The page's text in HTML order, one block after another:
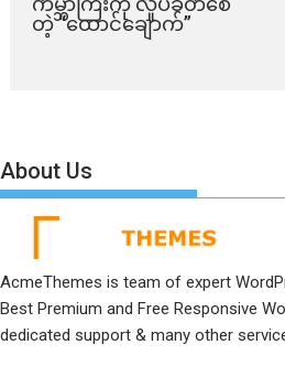
တဲ့ “ထောင်ချောက်”
About Us
AcmeThemes is team of expert
Best Premium and Free Responsive
dedicated support & many other